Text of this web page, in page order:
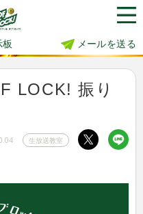
メールを送る
LOCK! 振り
生放送教室